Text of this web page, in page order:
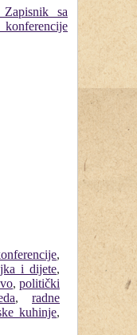
,
i dijete,
, politički
, radne
kuhinje,